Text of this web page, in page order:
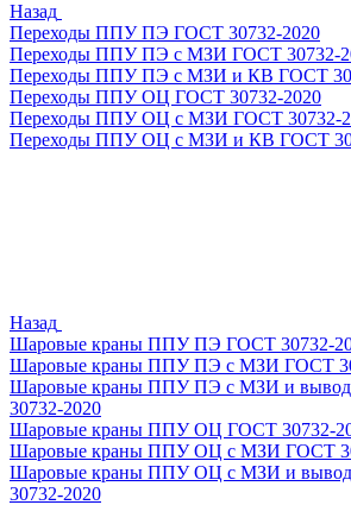
Назад
Переходы ППУ ПЭ ГОСТ 30732-2020
Переходы ППУ ПЭ с МЗИ ГОСТ 30732-
Переходы ППУ ПЭ с МЗИ и КВ ГОСТ
Переходы ППУ ОЦ ГОСТ 30732-2020
Переходы ППУ ОЦ с МЗИ ГОСТ 30732-
Переходы ППУ ОЦ с МЗИ и КВ ГОСТ
Назад
Шаровые краны ППУ ПЭ ГОСТ 30732-
Шаровые краны ППУ ПЭ с МЗИ ГОСТ
Шаровые краны ППУ ПЭ с МЗИ и
30732-2020
Шаровые краны ППУ ОЦ ГОСТ 30732-
Шаровые краны ППУ ОЦ с МЗИ ГОСТ
Шаровые краны ППУ ОЦ с МЗИ и
30732-2020